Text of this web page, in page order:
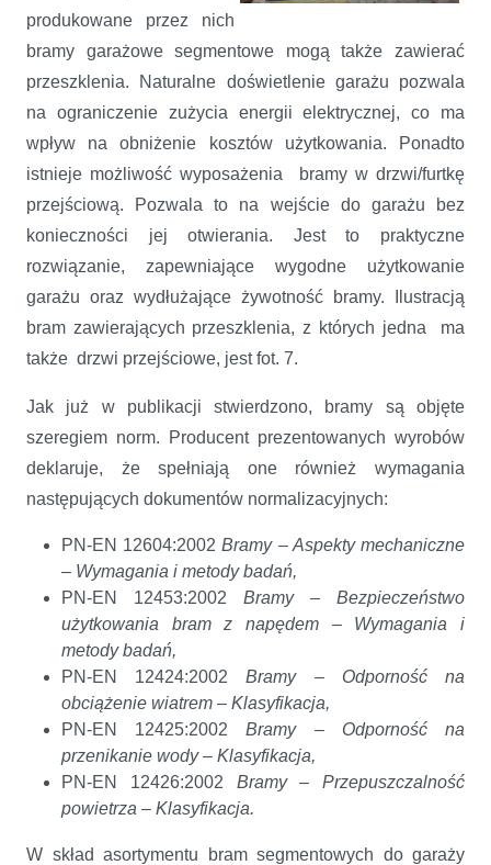
produkowane przez nich
bramy garażowe segmentowe mogą także zawierać
przeszklenia. Naturalne doświetlenie garażu pozwala
na ograniczenie zużycia energii elektrycznej, co ma
wpływ na obniżenie kosztów użytkowania. Ponadto
istnieje możliwość wyposażenia bramy w drzwi/furtkę
przejściową. Pozwala to na wejście do garażu bez
konieczności jej otwierania. Jest to praktyczne
rozwiązanie, zapewniające wygodne użytkowanie
garażu oraz wydłużające żywotność bramy. Ilustracją
bram zawierających przeszklenia, z których jedna ma
także drzwi przejściowe, jest fot. 7.
Jak już w publikacji stwierdzono, bramy są objęte
szeregiem norm. Producent prezentowanych wyrobów
deklaruje, że spełniają one również wymagania
następujących dokumentów normalizacyjnych:
PN-EN 12604:2002Bramy – Aspekty mechaniczne
– Wymagania i metody badań,
PN-EN 12453:2002 Bramy – Bezpieczeństwo
użytkowania bram z napędem – Wymagania i
metody badań,
PN-EN 12424:2002Bramy – Odporność na
obciążenie wiatrem – Klasyfikacja,
PN-EN 12425:2002Bramy – Odporność na
przenikanie wody – Klasyfikacja,
PN-EN 12426:2002 Bramy – Przepuszczalność
powietrza – Klasyfikacja.
W skład asortymentu bram segmentowych do garaży